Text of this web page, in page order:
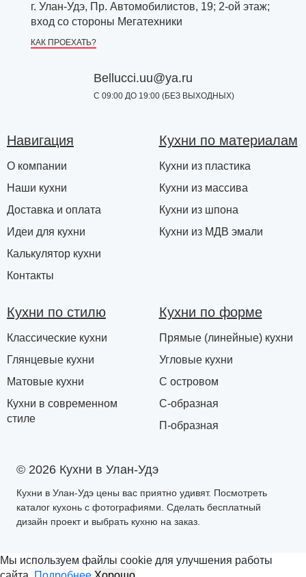
г. Улан-Удэ, Пр. Автомобилистов, 19; 2-ой этаж;
вход со стороны Мегатехники
КАК ПРОЕХАТЬ?
Bellucci.uu@ya.ru
С 09:00 ДО 19:00 (БЕЗ ВЫХОДНЫХ)
© 2026 Кухни в Улан-Удэ
Кухни в Улан-Удэ цены вас приятно удивят. Посмотреть
каталог кухонь с фотографиями. Сделать бесплатный
дизайн проект и выбрать кухню на заказ.
Навигация
О компании
Наши кухни
Доставка и оплата
Идеи для кухни
Калькулятор кухни
Контакты
Кухни по материалам
Кухни из пластика
Кухни из массива
Кухни из шпона
Кухни из МДВ эмали
Кухни по стилю
Классические кухни
Глянцевые кухни
Матовые кухни
Кухни в современном
стиле
Кухни по форме
Прямые (линейные) кухни
Угловые кухни
С островом
С-образная
П-образная
Мы используем файлы cookie для улучшения работы